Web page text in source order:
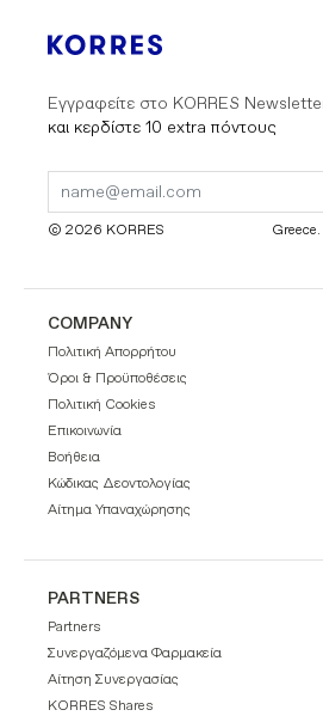
Εγγραφείτε στο KORRES
και κερδίστε 10 extra πόντους
© 2026 KORRES
COMPANY
Πολιτική Απορρήτου
Όροι & Προϋποθέσεις
Πολιτική Cookies
Επικοινωνία
Βοήθεια
Κώδικας Δεοντολογίας
Αίτημα Υπαναχώρησης
PARTNERS
Partners
Συνεργαζόμενα Φαρμακεία
Αίτηση Συνεργασίας
KORRES Shares